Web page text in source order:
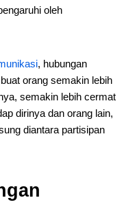
oleh
, hubungan
orang semakin lebih
semakin lebih cermat
dirinya dan orang lain,
diantara partisipan